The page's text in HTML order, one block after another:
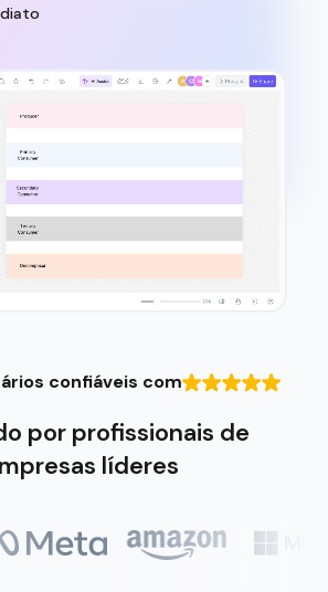
confiáveis ​​com
por profissionais de
líderes